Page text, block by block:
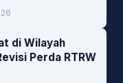
di Wilayah
Perda RTRW